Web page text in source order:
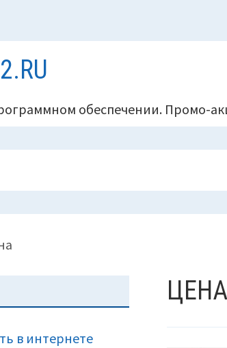
обеспечении. Промо-
ЦЕНА
в интернете